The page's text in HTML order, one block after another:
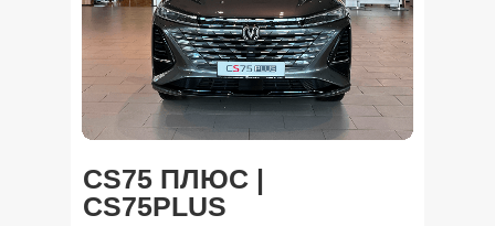
CS75 ПЛЮС |
CS75PLUS